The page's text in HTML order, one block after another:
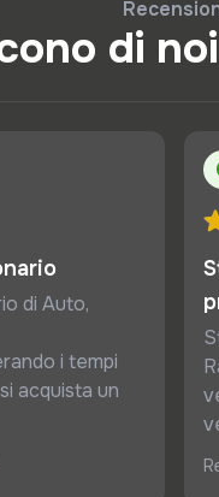
di
di Auto,
i tempi
acquista un